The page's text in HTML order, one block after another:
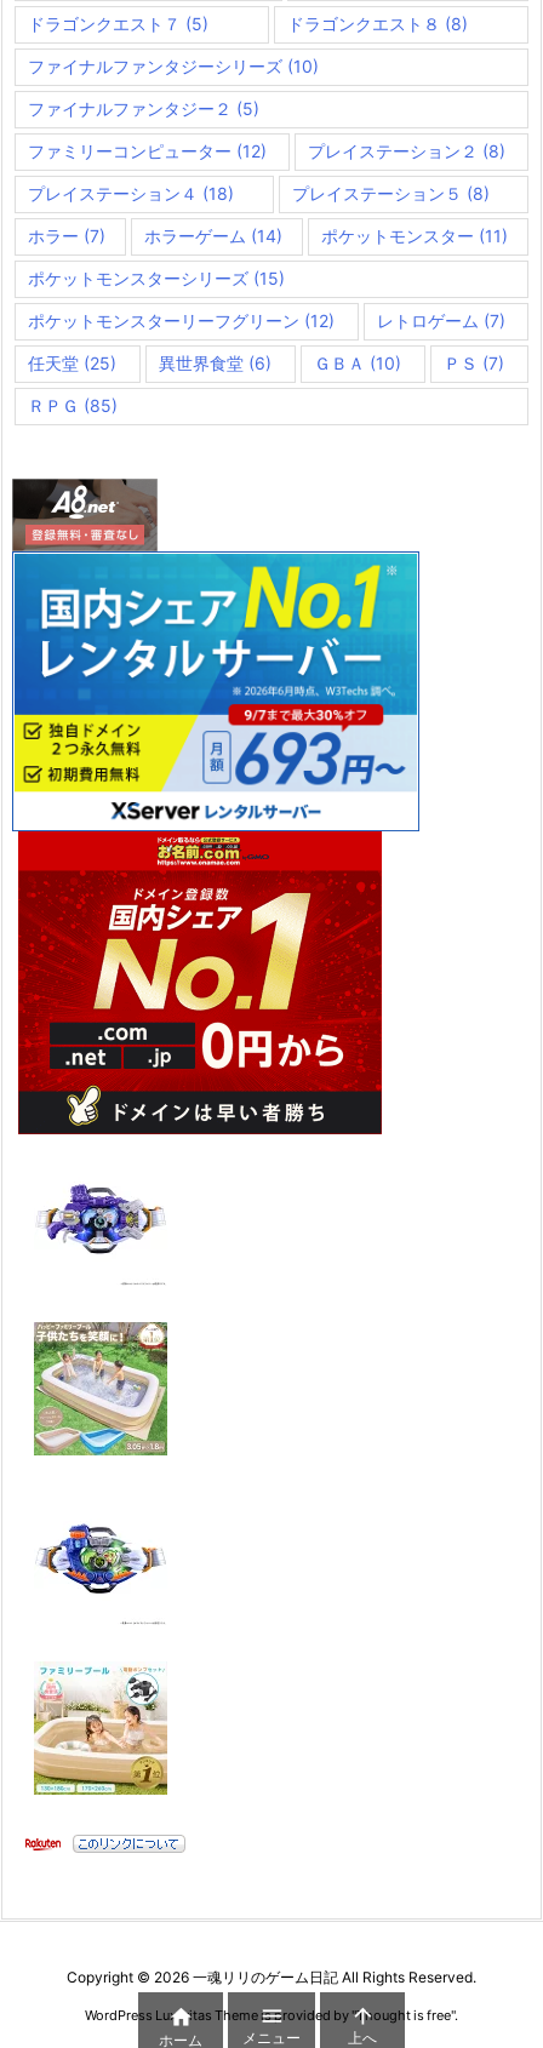
ドラゴンクエスト７ (5) ドラゴンクエスト８ (8)
ファイナルファンタジーシリーズ (10)
ファイナルファンタジー２ (5)
ファミリーコンピューター (12) プレイステーション２ (8)
プレイステーション４ (18) プレイステーション５ (8)
ホラー (7) ホラーゲーム (14) ポケットモンスター (11)
ポケットモンスターシリーズ (15)
ポケットモンスターリーフグリーン (12) レトロゲーム (7)
任天堂 (25) 異世界食堂 (6) ＧＢＡ (10) ＰＳ (7)
ＲＰＧ (85)
Copyright © 2026 一魂リリのゲーム日記 All Rights Reserved.
WordPress Luxeritas Theme is provided by "Thought is free".

ホーム

メニュー

上へ